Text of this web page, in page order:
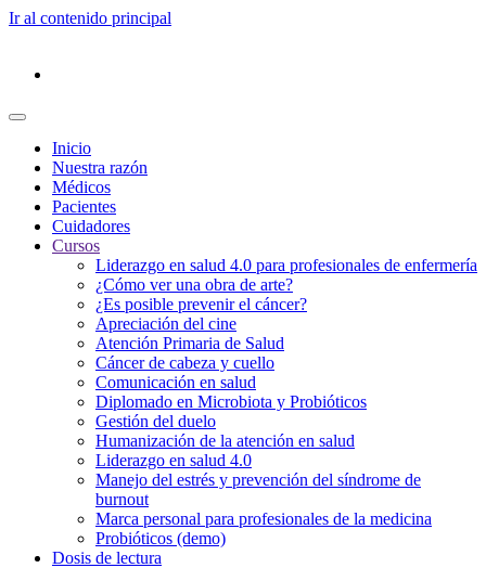
Ir al contenido principal
Inicio
Nuestra razón
Médicos
Pacientes
Cuidadores
Cursos
Liderazgo en salud 4.0 para profesionales de enfermería
¿Cómo ver una obra de arte?
¿Es posible prevenir el cáncer?
Apreciación del cine
Atención Primaria de Salud
Cáncer de cabeza y cuello
Comunicación en salud
Diplomado en Microbiota y Probióticos
Gestión del duelo
Humanización de la atención en salud
Liderazgo en salud 4.0
Manejo del estrés y prevención del síndrome de
burnout
Marca personal para profesionales de la medicina
Probióticos (demo)
Dosis de lectura